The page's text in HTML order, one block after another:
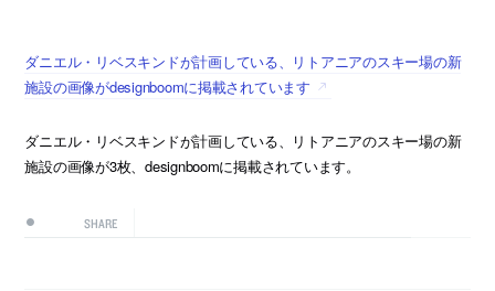
ダニエル・リベスキンドが計画している、リトアニアのスキー場の新
施設の画像がdesignboomに掲載されています
ダニエル・リベスキンドが計画している、リトアニアのスキー場の新
施設の画像が3枚、designboomに掲載されています。
SHARE